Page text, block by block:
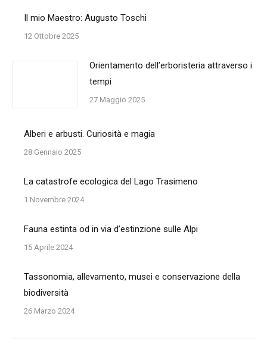
Il mio Maestro: Augusto Toschi
12 Ottobre 2025
Orientamento dell’erboristeria attraverso i
tempi
27 Maggio 2025
Alberi e arbusti. Curiosità e magia
28 Gennaio 2025
La catastrofe ecologica del Lago Trasimeno
1 Novembre 2024
Fauna estinta od in via d’estinzione sulle Alpi
15 Aprile 2024
Tassonomia, allevamento, musei e conservazione della
biodiversità
26 Marzo 2024